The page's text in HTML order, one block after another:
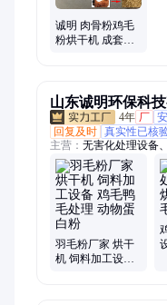
诚明 肉骨粉鸡毛
粉烘干机 成套羽
山东诚明环保科
4年 厂
回复及时 真实性已核
主营： 无害化处理设备
理设备、羽毛粉设备、
工设备、动物无害化处
备、病死鸡无害化处理
羽毛粉厂家 烘干
机 饲料加工设备